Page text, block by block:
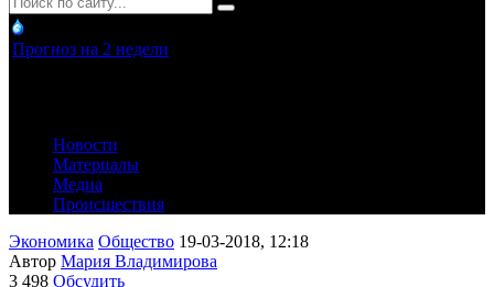
Прогноз на 2 недели
Новости
Материалы
Медиа
Происшествия
Экономика Общество 19-03-2018, 12:18
Автор Мария Владимирова
3 498 Обсудить